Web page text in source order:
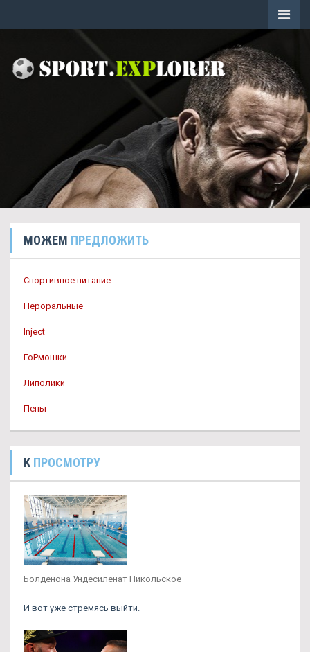
МОЖЕМ ПРЕДЛОЖИТЬ
Спортивное питание
Пероральные
Inject
ГоРмошки
Липолики
Пепы
К ПРОСМОТРУ
Болденона Ундесиленат Никольское
И вот уже стремясь выйти.